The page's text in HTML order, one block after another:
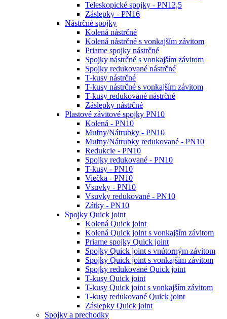
Teleskopické spojky - PN12,5
Záslepky - PN16
Nástrčné spojky
Kolená nástrčné
Kolená nástrčné s vonkajším závitom
Priame spojky nástrčné
Spojky nástrčné s vonkajším závitom
Spojky redukované nástrčné
T-kusy nástrčné
T-kusy nástrčné s vonkajším závitom
T-kusy redukované nástrčné
Záslepky nástrčné
Plastové závitové spojky PN10
Kolená - PN10
Mufny/Nátrubky - PN10
Mufny/Nátrubky redukované - PN10
Redukcie - PN10
Spojky redukované - PN10
T-kusy - PN10
Viečka - PN10
Vsuvky - PN10
Vsuvky redukované - PN10
Zátky - PN10
Spojky Quick joint
Kolená Quick joint
Kolená Quick joint s vonkajším závitom
Priame spojky Quick joint
Spojky Quick joint s vnútorným závitom
Spojky Quick joint s vonkajším závitom
Spojky redukované Quick joint
T-kusy Quick joint
T-kusy Quick joint s vonkajším závitom
T-kusy redukované Quick joint
Záslepky Quick joint
Spojky a prechodky